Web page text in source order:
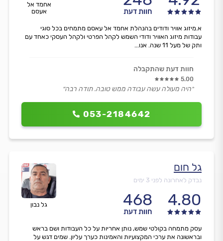
אחמד אל
אעסם
חוות דעת
053-2184642
א.מיזוג אוויר ודודים בהנהלת אחמד אל עאסם מתמחים בכל סוגי
עבודות מיזוג האוויר ודודי השמש לקהל הפרטי ולקהל העסקי כאחד עם
ותק של מעל 11 שנה. אנו...
חוות דעת שהתקבלה
5.00
״היה מעולה עשה עבודה ממש טובה. תודה רבה״
גל נבון
גל חום
נבדק לאחרונה לפני 3 ימים
4.80
468
חוות דעת
עסק מתמחה בקולטי שמש, נותן אחריות על כל העבודות ושם בראש
ובראשונה את ערכי המקצועיות והאמינות כערך עליון. שמים דגש על